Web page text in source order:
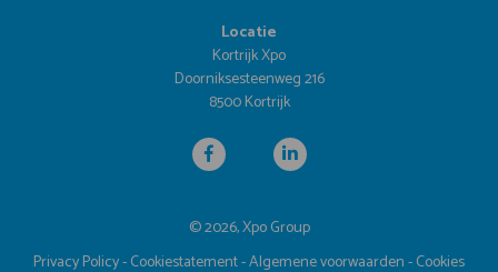
Locatie
Kortrijk Xpo
Doorniksesteenweg 216
8500 Kortrijk
© 2026, Xpo Group
Privacy Policy-Cookiestatement-Algemene voorwaarden-Cookies